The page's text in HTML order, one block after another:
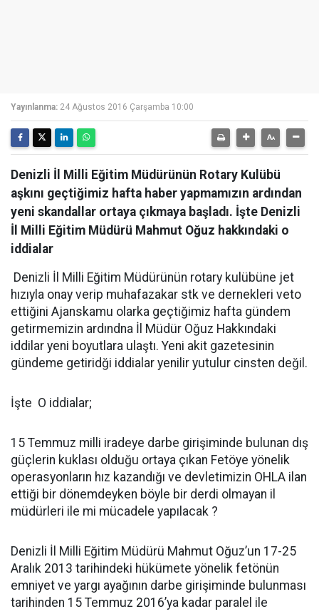
Yayınlanma: 24 Ağustos 2016 Çarşamba 10:00
Denizli İl Milli Eğitim Müdürünün Rotary Kulübü
aşkını geçtiğimiz hafta haber yapmamızın ardından
yeni skandallar ortaya çıkmaya başladı. İşte Denizli
İl Milli Eğitim Müdürü Mahmut Oğuz hakkındaki o
iddialar
Denizli İl Milli Eğitim Müdürünün rotary kulübüne jet
hızıyla onay verip muhafazakar stk ve dernekleri veto
ettiğini Ajanskamu olarka geçtiğimiz hafta gündem
getirmemizin ardındna İl Müdür Oğuz Hakkındaki
iddilar yeni boyutlara ulaştı. Yeni akit gazetesinin
gündeme getiridği iddialar yenilir yutulur cinsten değil.
İşte O iddialar;
15 Temmuz milli iradeye darbe girişiminde bulunan dış
güçlerin kuklası olduğu ortaya çıkan Fetöye yönelik
operasyonların hız kazandığı ve devletimizin OHLA ilan
ettiği bir dönemdeyken böyle bir derdi olmayan il
müdürleri ile mi mücadele yapılacak ?
Denizli İl Milli Eğitim Müdürü Mahmut Oğuz’un 17-25
Aralık 2013 tarihindeki hükümete yönelik fetönün
emniyet ve yargı ayağının darbe girişiminde bulunması
tarihinden 15 Temmuz 2016’ya kadar paralel ile